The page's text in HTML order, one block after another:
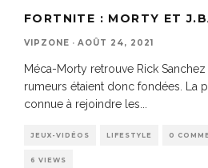
FORTNITE : MORTY ET
VIPZONE · AOÛT 24, 2021
Méca-Morty retrouve Rick
rumeurs étaient donc fondées. La
connue à rejoindre les
JEUX-VIDÉOS LIFESTYLE 0
6 VIEWS